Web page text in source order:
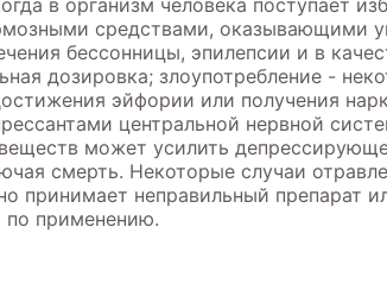
в организм человека поступает
средствами, оказывающими
бессонницы, эпилепсии и в
дозировка; злоупотребление -
эйфории или получения
центральной нервной
может усилить
смерть. Некоторые случаи
принимает неправильный препарат
по применению.